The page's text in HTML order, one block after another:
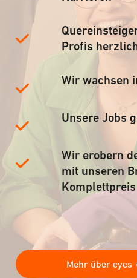
Profis
Wir wachsen
Unsere Jobs
Wir erobern
mit unseren
Komplettpreis
Mehr über eyes